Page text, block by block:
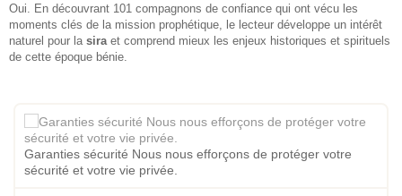
Oui. En découvrant 101 compagnons de confiance qui ont vécu les
moments clés de la mission prophétique, le lecteur développe un intérêt
naturel pour la sira et comprend mieux les enjeux historiques et spirituels
de cette époque bénie.
Garanties sécurité Nous nous efforçons de protéger votre
sécurité et votre vie privée.